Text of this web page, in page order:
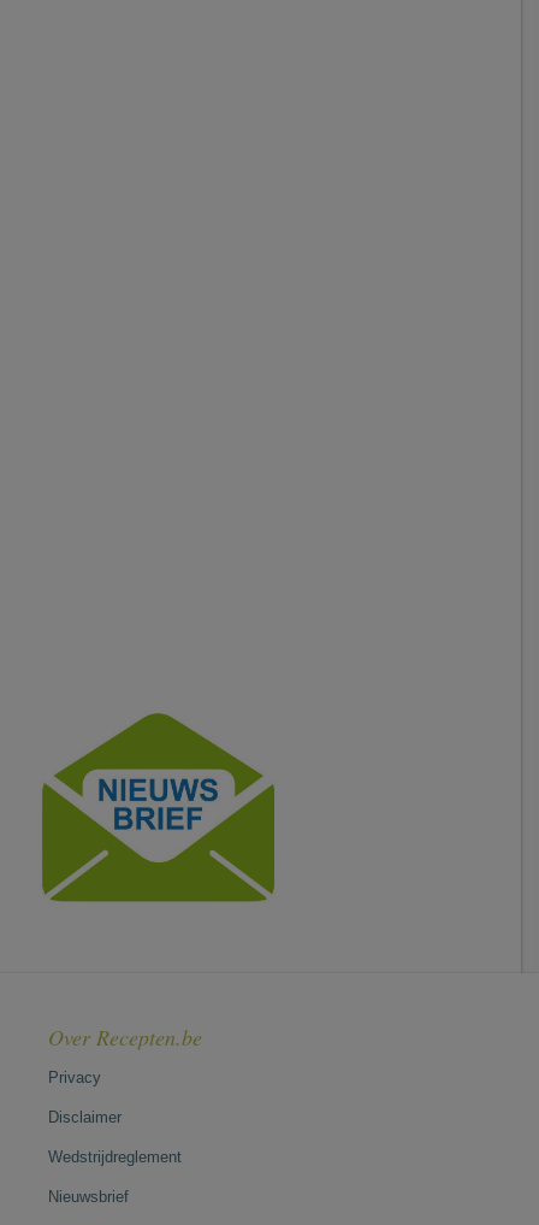
Over Recepten.be
Privacy
Disclaimer
Wedstrijdreglement
Nieuwsbrief